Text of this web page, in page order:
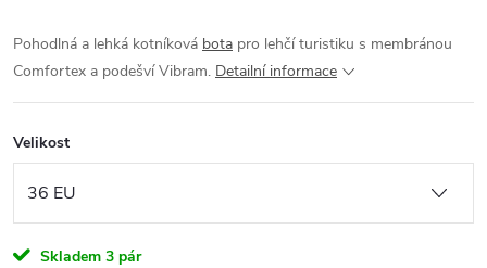
Pohodlná a lehká kotníková bota pro lehčí turistiku s membránou
Comfortex a podešví Vibram. Detailní informace
Velikost
Skladem 3 pár